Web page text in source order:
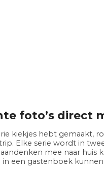
foto’s direct
kiekjes hebt gemaakt,
Elke serie wordt in
mee naar huis
in een gastenboek